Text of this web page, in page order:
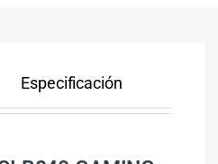
Especificación